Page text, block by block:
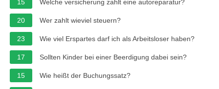
15 Welche versicherung zahlt eine autoreparatur?
20 Wer zahlt wieviel steuern?
23 Wie viel Erspartes darf ich als Arbeitsloser haben?
17 Sollten Kinder bei einer Beerdigung dabei sein?
15 Wie heißt der Buchungssatz?